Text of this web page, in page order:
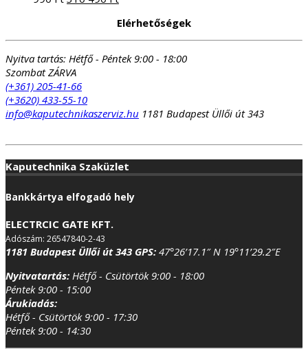
354
990 Ft.
is:
310
490 Ft.
Elérhetőségek
Nyitva tartás: Hétfő - Péntek 9:00 - 18:00
Szombat ZÁRVA
(+361) 205-41-66
(+3620) 433-55-10
info@kaputechnikaszerviz.hu 1181 Budapest Üllői út 343
Kaputechnika Szaküzlet
Bankkártya elfogadó hely
ELECTRCIC GATE KFT.
Adószám: 26547840-2-43
1181 Budapest Üllői út 343 GPS: 47°26’17.1″ N 19°11’29.2″E
Nyitvatartás: Hétfő - Csütörtök 9:00 - 18:00
Péntek 9:00 - 15:00
Árukiadás:
Hétfő - Csütörtök 9:00 - 17:30
Péntek 9:00 - 14:30